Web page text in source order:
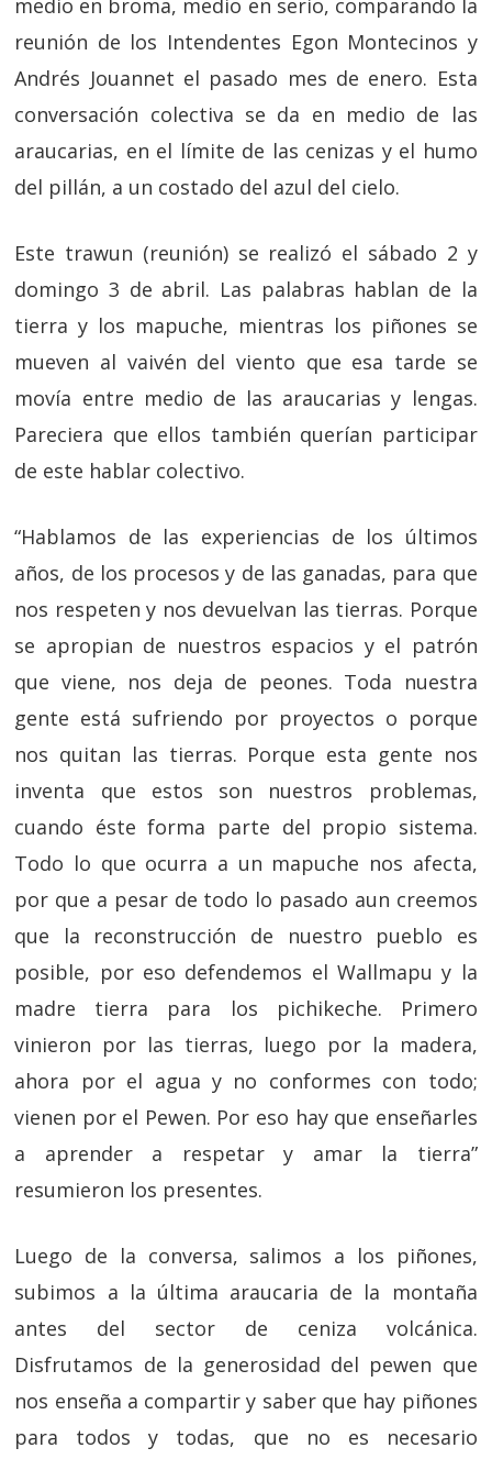
medio en broma, medio en serio, comparando la
reunión de los Intendentes Egon Montecinos y
Andrés Jouannet el pasado mes de enero. Esta
conversación colectiva se da en medio de las
araucarias, en el límite de las cenizas y el humo
del pillán, a un costado del azul del cielo.
Este trawun (reunión) se realizó el sábado 2 y
domingo 3 de abril. Las palabras hablan de la
tierra y los mapuche, mientras los piñones se
mueven al vaivén del viento que esa tarde se
movía entre medio de las araucarias y lengas.
Pareciera que ellos también querían participar
de este hablar colectivo.
“Hablamos de las experiencias de los últimos
años, de los procesos y de las ganadas, para que
nos respeten y nos devuelvan las tierras. Porque
se apropian de nuestros espacios y el patrón
que viene, nos deja de peones. Toda nuestra
gente está sufriendo por proyectos o porque
nos quitan las tierras. Porque esta gente nos
inventa que estos son nuestros problemas,
cuando éste forma parte del propio sistema.
Todo lo que ocurra a un mapuche nos afecta,
por que a pesar de todo lo pasado aun creemos
que la reconstrucción de nuestro pueblo es
posible, por eso defendemos el Wallmapu y la
madre tierra para los pichikeche. Primero
vinieron por las tierras, luego por la madera,
ahora por el agua y no conformes con todo;
vienen por el Pewen. Por eso hay que enseñarles
a aprender a respetar y amar la tierra”
resumieron los presentes.
Luego de la conversa, salimos a los piñones,
subimos a la última araucaria de la montaña
antes del sector de ceniza volcánica.
Disfrutamos de la generosidad del pewen que
nos enseña a compartir y saber que hay piñones
para todos y todas, que no es necesario